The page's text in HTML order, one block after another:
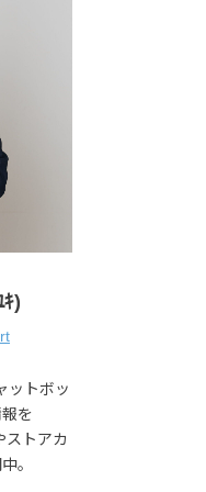
)
ットボッ
を
ストアカ
。